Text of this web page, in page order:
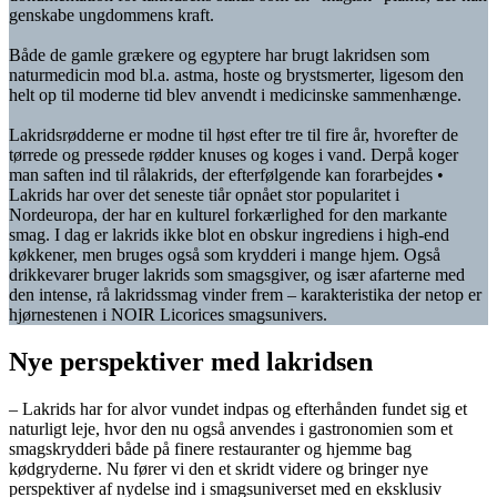
genskabe ungdommens kraft.
Både de gamle grækere og egyptere har brugt lakridsen som
naturmedicin mod bl.a. astma, hoste og brystsmerter, ligesom den
helt op til moderne tid blev anvendt i medicinske sammenhænge.
Lakridsrødderne er modne til høst efter tre til fire år, hvorefter de
tørrede og pressede rødder knuses og koges i vand. Derpå koger
man saften ind til rålakrids, der efterfølgende kan forarbejdes •
Lakrids har over det seneste tiår opnået stor popularitet i
Nordeuropa, der har en kulturel forkærlighed for den markante
smag. I dag er lakrids ikke blot en obskur ingrediens i high-end
køkkener, men bruges også som krydderi i mange hjem. Også
drikkevarer bruger lakrids som smagsgiver, og især afarterne med
den intense, rå lakridssmag vinder frem – karakteristika der netop er
hjørnestenen i NOIR Licorices smagsunivers.
Nye perspektiver med lakridsen
– Lakrids har for alvor vundet indpas og efterhånden fundet sig et
naturligt leje, hvor den nu også anvendes i gastronomien som et
smagskrydderi både på finere restauranter og hjemme bag
kødgryderne. Nu fører vi den et skridt videre og bringer nye
perspektiver af nydelse ind i smagsuniverset med en eksklusiv